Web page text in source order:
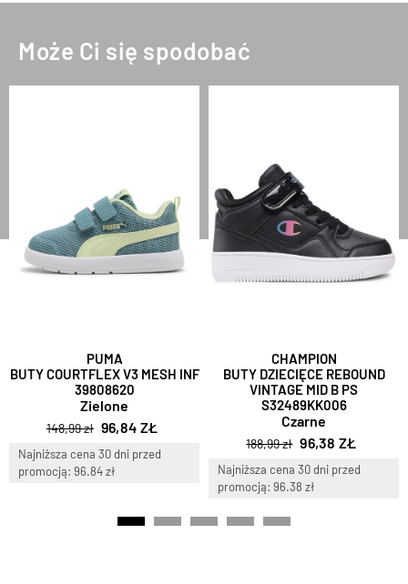
Może Ci się spodobać
PUMA
BUTY COURTFLEX V3 MESH INF
39808620
Zielone
148,99 zł 96,84 ZŁ
Najniższa cena 30 dni przed
promocją: 96.84 zł
CHAMPION
BUTY DZIECIĘCE REBOUND
VINTAGE MID B PS
S32489KK006
Czarne
188,99 zł 96,38 ZŁ
Najniższa cena 30 dni przed
promocją: 96.38 zł